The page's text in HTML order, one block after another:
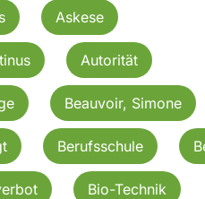
Askese
Autorität
Beauvoir, Simone
Berufsschule
Bio-Technik